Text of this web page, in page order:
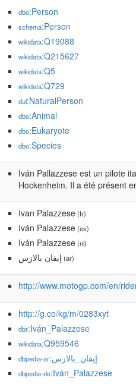
dbo:Person
schema:Person
wikidata:Q19088
wikidata:Q215627
wikidata:Q5
wikidata:Q729
dul:NaturalPerson
dbo:Animal
dbo:Eukaryote
dbo:Species
Iván Pallazzese est un pilote
Hockenheim. Il a été présent
Ivan Palazzese(fr)
Iván Palazzese(es)
Iván Palazzese(nl)
إيفان بالازس (ar)
http://www.motogp.com/en/
http://g.co/kg/m/0283xyt
dbr:Iván_Palazzese
wikidata:Q959546
dbpedia-ar :إيفان_بالازس
dbpedia-de:Iván_Palazzese